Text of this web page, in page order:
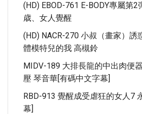
(HD) EBOD-761 E-BODY專屬第
歳、女人覺醒
(HD) NACR-270 小叔（畫家）誘
體模特兒的我 高槻鈴
MIDV-189 大排長龍的中出肉便
壓 琴音華[有碼中文字幕]
RBD-913 覺醒成受虐狂的女人7
幕]